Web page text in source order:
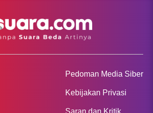
Pedoman Media Siber
Kebijakan Privasi
Saran dan Kritik